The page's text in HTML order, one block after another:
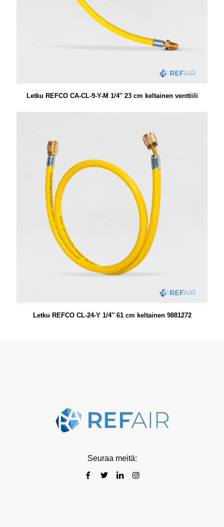
Letku REFCO CA-CL-9-Y-M 1/4″ 23 cm keltainen venttiili
Letku REFCO CL-24-Y 1/4″ 61 cm keltainen 9881272
Seuraa meitä: